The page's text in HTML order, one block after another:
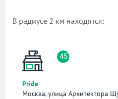
В радиусе 2 км находятся:
45
Pride
Москва, улица Архитектора